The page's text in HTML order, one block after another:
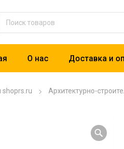
О нас Доставка и
shoprs.ru Архитектурно-